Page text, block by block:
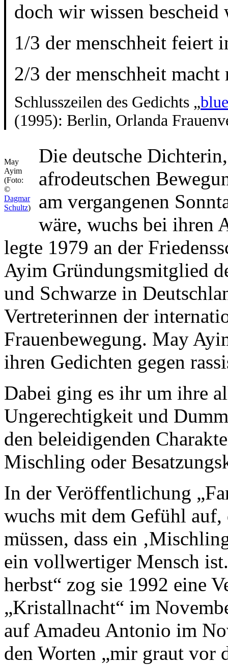
doch wir wissen bescheid
1/3 der menschheit feiert
2/3 der menschheit
Schlusszeilen des Gedichts „
(1995): Berlin, Orlanda
May
Ayim
(Foto:
©
Dagmar
Schultz)
Die deutsche
afrodeutschen
am vergangenen
wäre, wuchs bei ihren
legte 1979 an der
Ayim Gründungsmitglied
und Schwarze in
Vertreterinnen der
Frauenbewegung. May
ihren Gedichten gegen
Dabei ging es ihr um ihre
Ungerechtigkeit und
den beleidigenden
Mischling oder
In der Veröffentlichung
wuchs mit dem Gefühl auf,
müssen, dass ein
ein vollwertiger Mensch
herbst“ zog sie 1992 eine
„Kristallnacht“ im
auf Amadeu Antonio im
den Worten „mir graut vor